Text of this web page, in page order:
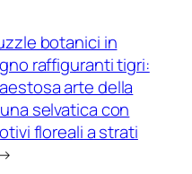
botanici in
raffiguranti tigri:
arte della
selvatica con
floreali a strati